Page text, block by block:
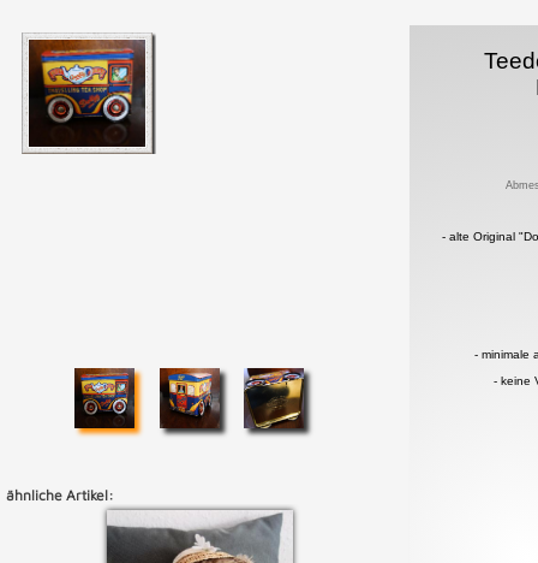
ähnliche Artikel:
- alte Original
- minimale
- keine